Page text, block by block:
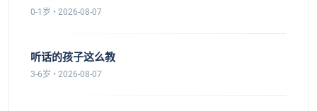
0-1岁 • 2026-08-07
听话的孩子这么教
3-6岁 • 2026-08-07